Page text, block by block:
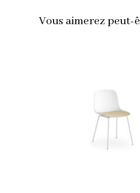
Vous aimerez peut-